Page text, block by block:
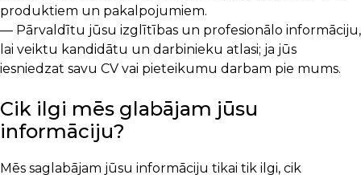
produktiem un pakalpojumiem.
— Pārvaldītu jūsu izglītības un profesionālo informāciju,
lai veiktu kandidātu un darbinieku atlasi; ja jūs
iesniedzat savu CV vai pieteikumu darbam pie mums.
Cik ilgi mēs glabājam jūsu
informāciju?
Mēs saglabājam jūsu informāciju tikai tik ilgi, cik